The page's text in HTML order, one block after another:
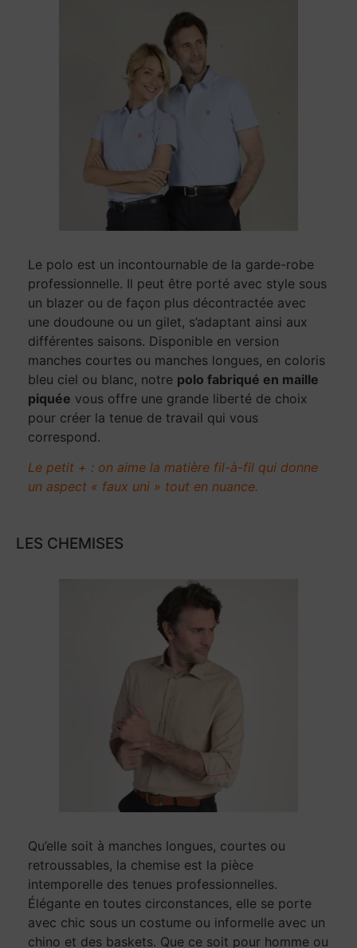
Le polo est un incontournable de la garde-robe
professionnelle. Il peut être porté avec style sous
un blazer ou de façon plus décontractée avec
une doudoune ou un gilet, s’adaptant ainsi aux
différentes saisons. Disponible en version
manches courtes ou manches longues, en coloris
bleu ciel ou blanc, notre polo fabriqué en maille
piquée vous offre une grande liberté de choix
pour créer la tenue de travail qui vous
correspond.
Le petit + : on aime la matière fil-à-fil qui donne
un aspect « faux uni » tout en nuance.
LES CHEMISES
Qu’elle soit à manches longues, courtes ou
retroussables, la chemise est la pièce
intemporelle des tenues professionnelles.
Élégante en toutes circonstances, elle se porte
avec chic sous un costume ou informelle avec un
chino et des baskets. Que ce soit pour homme ou